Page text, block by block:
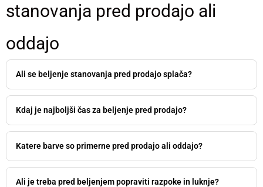
stanovanja pred prodajo ali
oddajo
Ali se beljenje stanovanja pred prodajo splača?
Kdaj je najboljši čas za beljenje pred prodajo?
Katere barve so primerne pred prodajo ali oddajo?
Ali je treba pred beljenjem popraviti razpoke in luknje?